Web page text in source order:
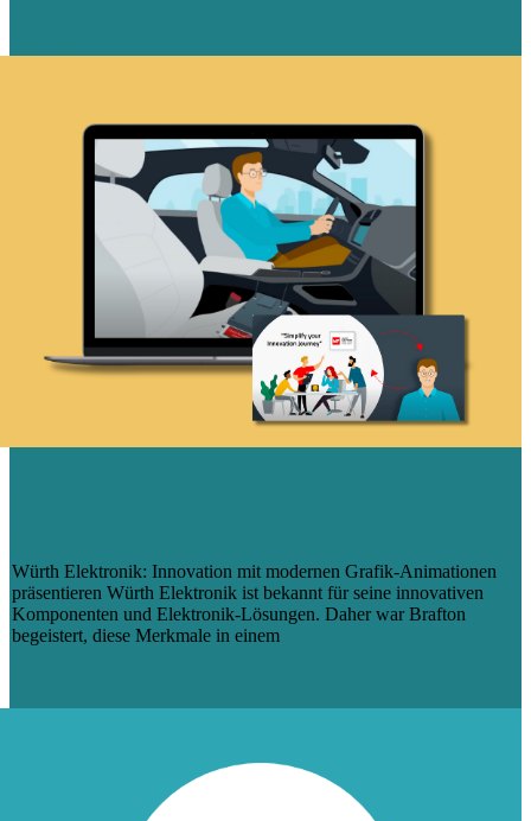
Würth Elektronik: Innovation mit modernen Grafik-Animationen
präsentieren Würth Elektronik ist bekannt für seine innovativen
Komponenten und Elektronik-Lösungen. Daher war Brafton
begeistert, diese Merkmale in einem